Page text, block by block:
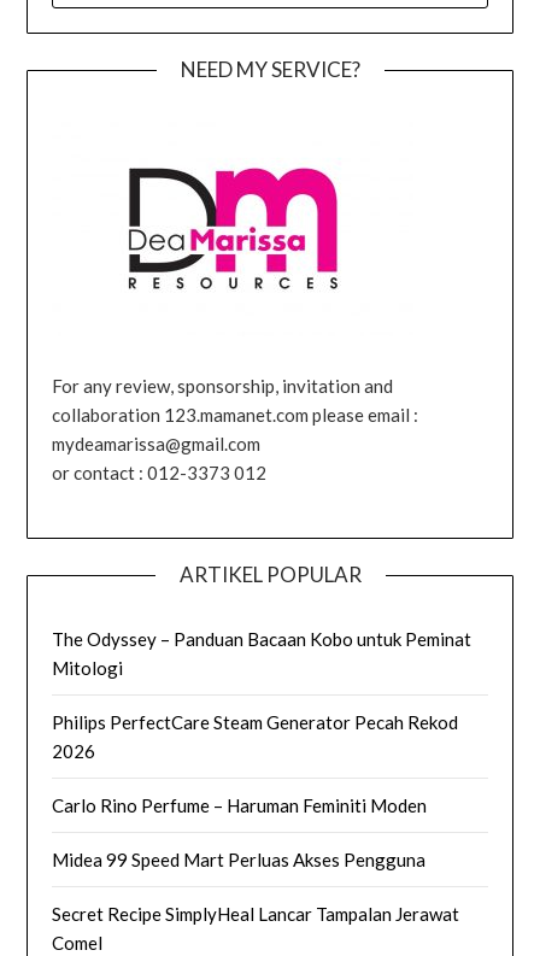
NEED MY SERVICE?
For any review, sponsorship, invitation and
collaboration 123.mamanet.com please email :
mydeamarissa@gmail.com
or contact : 012-3373 012
ARTIKEL POPULAR
The Odyssey – Panduan Bacaan Kobo untuk Peminat
Mitologi
Philips PerfectCare Steam Generator Pecah Rekod
2026
Carlo Rino Perfume – Haruman Feminiti Moden
Midea 99 Speed Mart Perluas Akses Pengguna
Secret Recipe SimplyHeal Lancar Tampalan Jerawat
Comel